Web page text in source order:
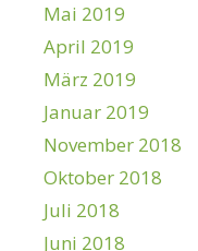
Mai 2019
April 2019
März 2019
Januar 2019
November 2018
Oktober 2018
Juli 2018
Juni 2018